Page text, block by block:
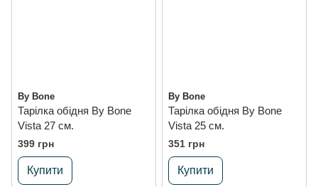
By Bone
Тарілка обідня By Bone
Vista 27 см.
399 грн
Купити
By Bone
Тарілка обідня By Bone
Vista 25 см.
351 грн
Купити